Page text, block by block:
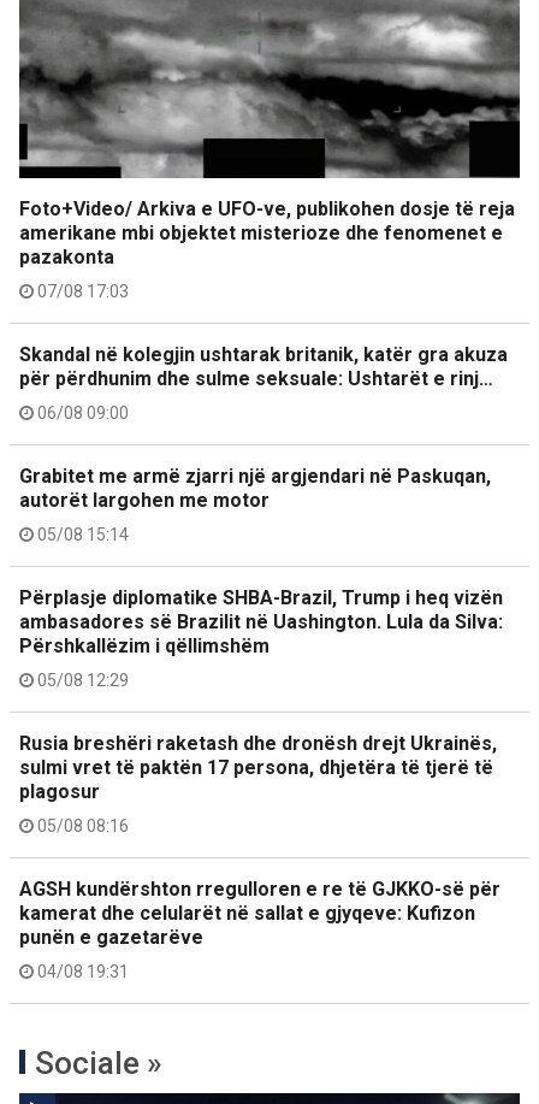
Foto+Video/ Arkiva e UFO-ve, publikohen dosje të reja
amerikane mbi objektet misterioze dhe fenomenet e
pazakonta
07/08 17:03
Skandal në kolegjin ushtarak britanik, katër gra akuza
për përdhunim dhe sulme seksuale: Ushtarët e rinj…
06/08 09:00
Grabitet me armë zjarri një argjendari në Paskuqan,
autorët largohen me motor
05/08 15:14
Përplasje diplomatike SHBA-Brazil, Trump i heq vizën
ambasadores së Brazilit në Uashington. Lula da Silva:
Përshkallëzim i qëllimshëm
05/08 12:29
Rusia breshëri raketash dhe dronësh drejt Ukrainës,
sulmi vret të paktën 17 persona, dhjetëra të tjerë të
plagosur
05/08 08:16
AGSH kundërshton rregulloren e re të GJKKO-së për
kamerat dhe celularët në sallat e gjyqeve: Kufizon
punën e gazetarëve
04/08 19:31
Sociale »